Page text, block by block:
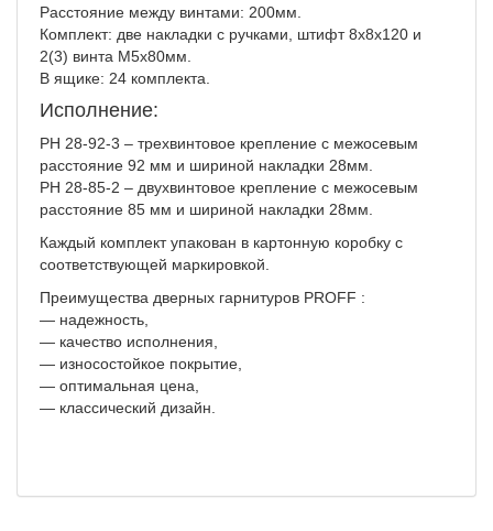
Расстояние между винтами: 200мм.
Комплект: две накладки с ручками, штифт 8х8х120 и
2(3) винта М5х80мм.
В ящике: 24 комплекта.
Исполнение:
РН 28-92-3 – трехвинтовое крепление с межосевым
расстояние 92 мм и шириной накладки 28мм.
РН 28-85-2 – двухвинтовое крепление с межосевым
расстояние 85 мм и шириной накладки 28мм.
Каждый комплект упакован в картонную коробку с
соответствующей маркировкой.
Преимущества дверных гарнитуров PROFF :
— надежность,
— качество исполнения,
— износостойкое покрытие,
— оптимальная цена,
— классический дизайн.